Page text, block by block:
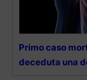
Primo caso
deceduta una